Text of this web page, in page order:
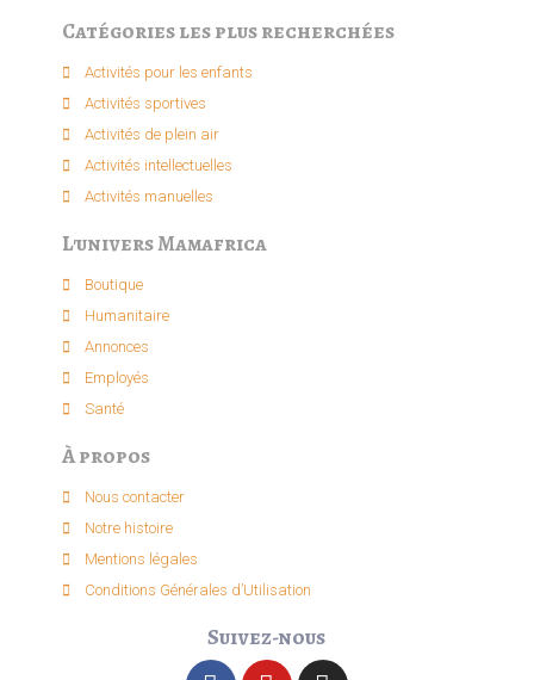
Catégories les plus recherchées
Activités pour les enfants​
Activités sportives​
Activités de plein air​
Activités intellectuelle​s
Activités manuelles​
L'univers Mamafrica
Boutique
Humanitaire
Annonces
Employés
Santé
À propos
Nous contacter
Notre histoire
Mentions légales
Conditions Générales d’Utilisation
Suivez-nous